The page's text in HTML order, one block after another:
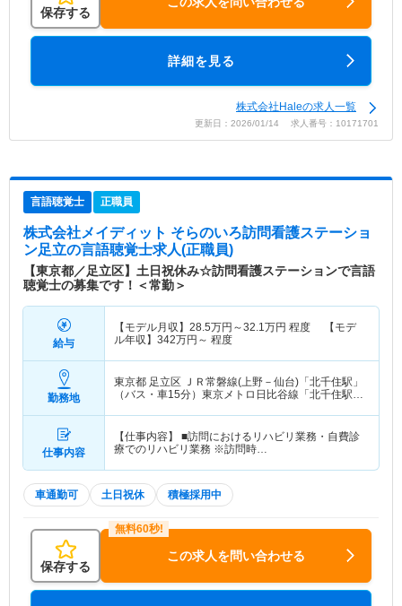
保存する
詳細を見る
株式会社Haleの求人一覧
更新日：2026/01/14 求人番号：10171701
言語聴覚士 正職員
株式会社メイディット そらのいろ訪問看護ステーショ
ン足立の言語聴覚士求人(正職員)
【東京都／足立区】土日祝休み☆訪問看護ステーションで言語
聴覚士の募集です！＜常勤＞
給与
【モデル月収】 28.5万円～32.1万円 程度 【モデ
ル年収】 342万円～ 程度
勤務地
東京都 足立区 ＪＲ常磐線(上野－仙台)「北千住駅」
（バス・車15分）東京メトロ日比谷線「北千住駅」
仕事内容
【仕事内容】 ■訪問におけるリハビリ業務・自費診
療でのリハビリ業務 ※訪問時…
車通勤可 土日祝休 積極採用中
保存する
この求人を問い合わせる